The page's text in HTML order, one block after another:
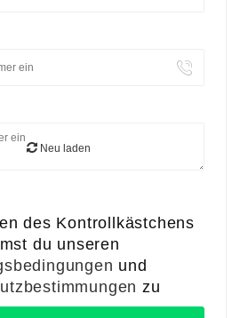
Neu laden
des Kontrollkästchens
du unseren
und
zu